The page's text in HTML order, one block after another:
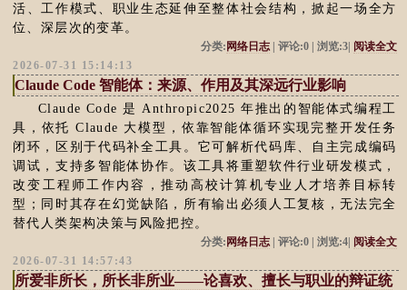
活、工作模式、职业生态延伸至整体社会结构，掀起一场全方
位、深层次的变革。
分类: 网络日志| 评论:0 | 浏览:3| 阅读全文
2026-07-31 15:14:13
Claude Code 智能体：来源、作用及其深远行业影响
Claude Code 是 Anthropic2025 年推出的智能体式编程工
具，依托 Claude 大模型，依靠智能体循环实现完整开发任务
闭环，区别于代码补全工具。它可解析代码库、自主完成编码
调试，支持多智能体协作。该工具将重塑软件行业研发模式，
改变工程师工作内容，推动高校计算机专业人才培养目标转
型；同时其存在幻觉缺陷，所有输出必须人工复核，无法完全
替代人类架构决策与风险把控。
分类: 网络日志| 评论:0 | 浏览:4| 阅读全文
2026-07-31 14:57:43
所爱非所长，所长非所业——论喜欢、擅长与职业的辩证统